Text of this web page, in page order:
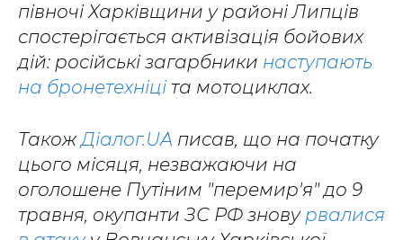
півночі Харківщини у районі Липців
спостерігається активізація бойових
дій: російські загарбники наступають
на бронетехніці та мотоциклах.
ТакожДіалог.UA писав, що на початку
цього місяця, незважаючи на
оголошене Путіним "перемир'я" до 9
травня, окупанти ЗС РФ знову рвалися